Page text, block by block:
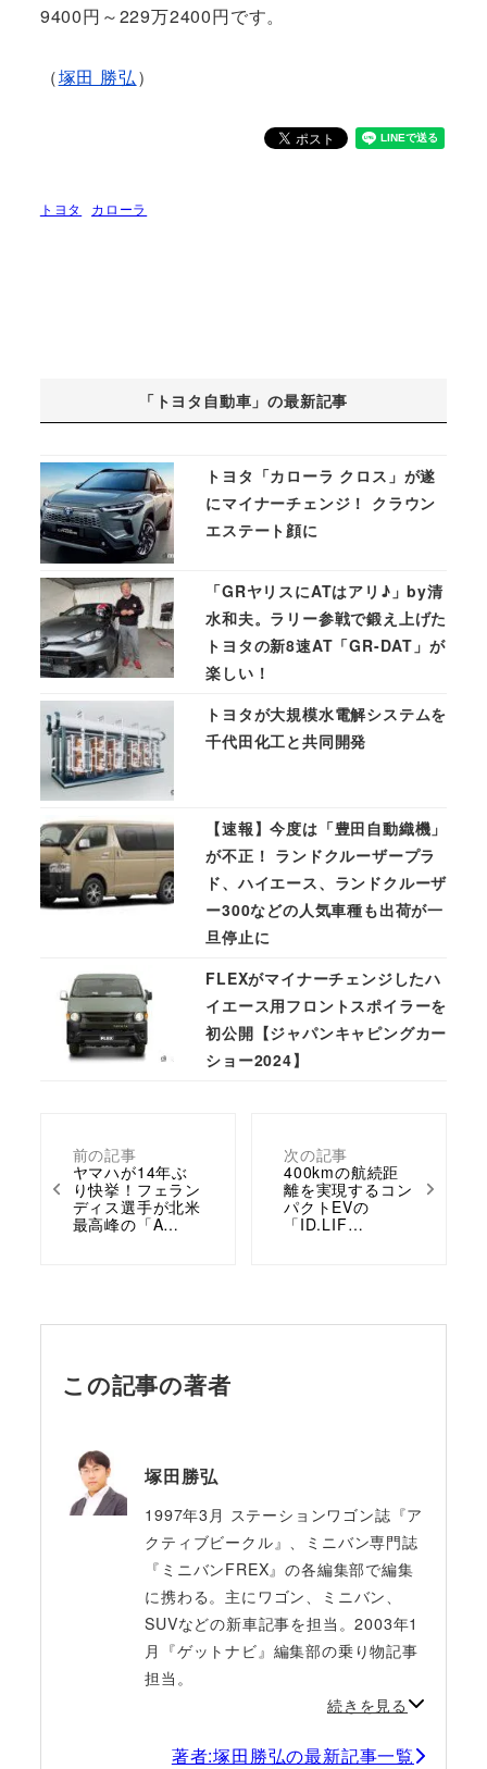
9400円～229万2400円です。
（塚田 勝弘）
トヨタ カローラ
前の記事
ヤマハが14年ぶ
り快挙！フェラン
ディス選手が北米
最高峰の「A…
次の記事
400kmの航続距
離を実現するコン
パクトEVの
「ID.LIF…
「トヨタ自動車」の最新記事
トヨタ「カローラ クロス」が遂
にマイナーチェンジ！ クラウン
エステート顔に
「GRヤリスにATはアリ♪」by清
水和夫。ラリー参戦で鍛え上げた
トヨタの新8速AT「GR-DAT」が
楽しい！
トヨタが大規模水電解システムを
千代田化工と共同開発
【速報】今度は「豊田自動織機」
が不正！ ランドクルーザープラ
ド、ハイエース、ランドクルーザ
ー300などの人気車種も出荷が一
旦停止に
FLEXがマイナーチェンジしたハ
イエース用フロントスポイラーを
初公開【ジャパンキャピングカー
ショー2024】
この記事の著者
塚田勝弘
1997年3月 ステーションワゴン誌『ア
クティブビークル』、ミニバン専門誌
『ミニバンFREX』の各編集部で編集
に携わる。主にワゴン、ミニバン、
SUVなどの新車記事を担当。2003年1
月『ゲットナビ』編集部の乗り物記事
担当。
続きを見る
著者:塚田勝弘の最新記事一覧